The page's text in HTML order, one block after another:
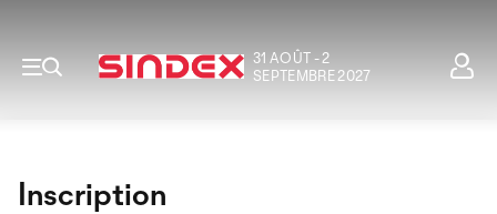
31 AOÛT - 2
SEPTEMBRE 2027
Inscription